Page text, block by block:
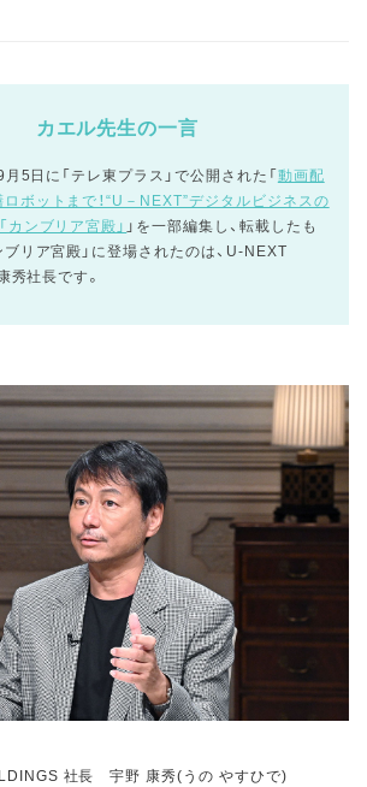
カエル先生の一言
5日に「テレ東プラス」で公開された「動画配
ボットまで！“U－NEXT”デジタルビジネスの
カンブリア宮殿」 」を一部編集し、転載したも
ブリア宮殿」に登場されたのは、U-NEXT
社長です。
社長 宇野 康秀(うの やすひで)